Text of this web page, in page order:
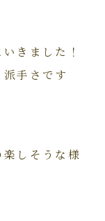
きました！
派手さです
しそうな様